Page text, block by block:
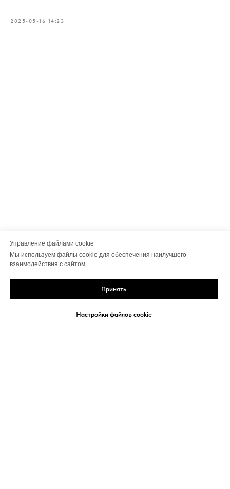
2025-05-16 14:23
Управление файлами cookie
Мы используем файлы cookie для обеспечения наилучшего
взаимодействия с сайтом
Принять
Настройки файлов cookie